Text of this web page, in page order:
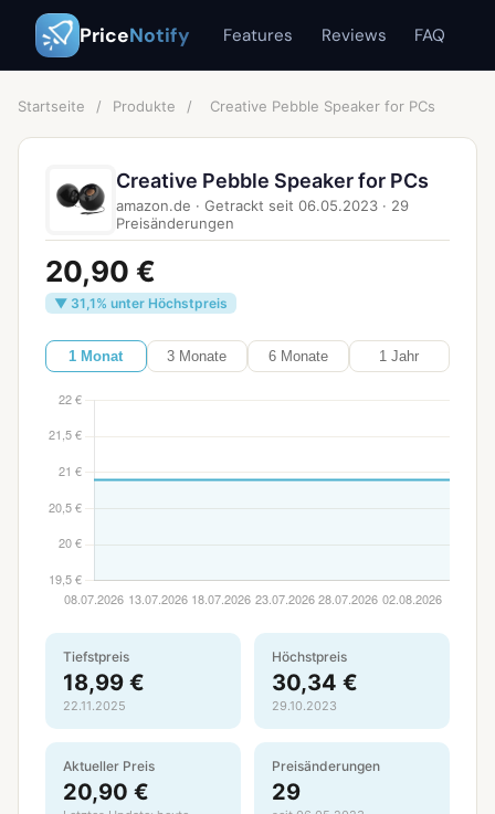
PriceNotify Features Reviews FAQ
Startseite / Produkte / Creative Pebble Speaker for PCs
Creative Pebble Speaker for PCs
amazon.de · Getrackt seit 06.05.2023 · 29
Preisänderungen
20,90 €
▼ 31,1% unter Höchstpreis
1 Monat 3 Monate 6 Monate 1 Jahr
Tiefstpreis
18,99 €
22.11.2025
Höchstpreis
30,34 €
29.10.2023
Aktueller Preis
20,90 €
Preisänderungen
29